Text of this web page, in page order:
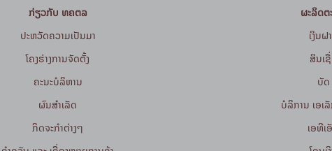
ກ່ຽວກັບ ທຄຕລ
ປະຫວັດຄວາມເປັນມາ
ໂຄງຮ່າງການຈັດຕັ້ງ
ຄະນະບໍລິຫານ
ຜົນສຳເລັດ
ກິດຈະກໍາຕ່າງໆ
ຜະລິດ
ເງິນຝ
ສິນເ
ບັດ
ບໍລິການ ເອເ
ເອທີເ